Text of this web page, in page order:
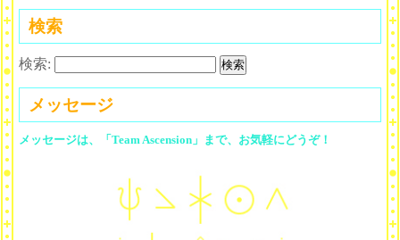
検索
検索:
メッセージ
メッセージは、「Team Ascension」まで、お気軽にどうぞ！